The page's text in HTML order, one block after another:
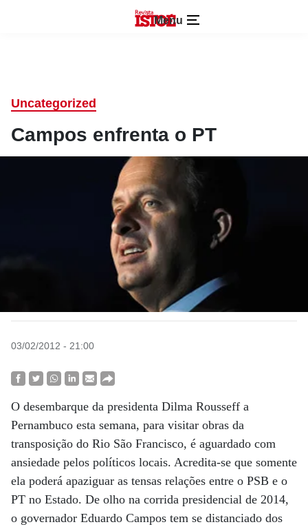
Menu
Uncategorized
Campos enfrenta o PT
03/02/2012 - 21:00
O desembarque da presidenta Dilma Rousseff a
Pernambuco esta semana, para visitar obras da
transposição do Rio São Francisco, é aguardado com
ansiedade pelos políticos locais. Acredita-se que somente
ela poderá apaziguar as tensas relações entre o PSB e o
PT no Estado. De olho na corrida presidencial de 2014,
o governador Eduardo Campos tem se distanciado dos